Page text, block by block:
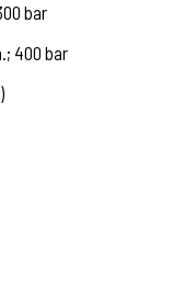
bar
400 bar